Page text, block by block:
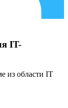
IT-
из области IT